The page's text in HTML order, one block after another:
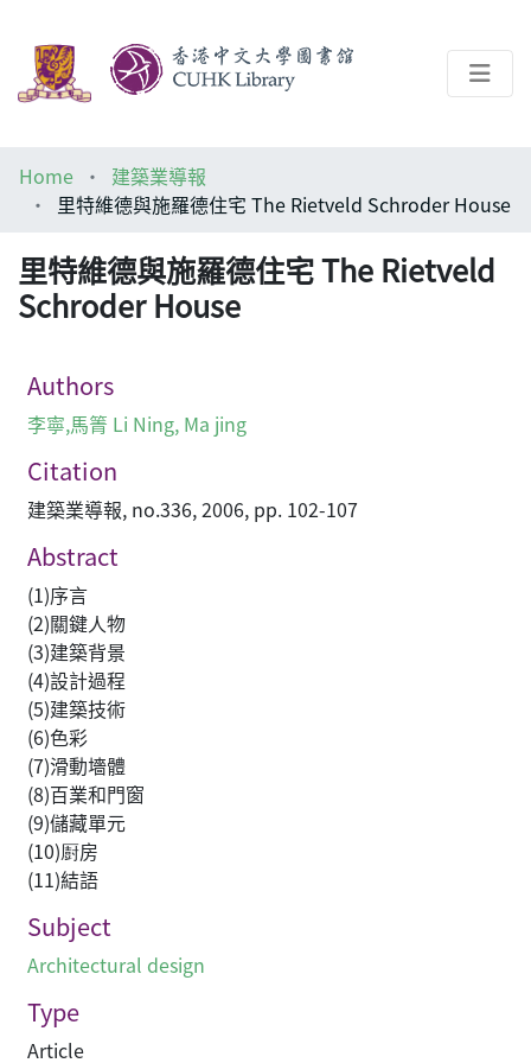
Help
Home
建築業導報
里特維德與施羅德住宅 The Rietveld Schroder House
里特維德與施羅德住宅 The Rietveld
Schroder House
Authors
李寧,馬箐 Li Ning, Ma jing
Citation
建築業導報, no.336, 2006, pp. 102-107
Abstract
(1)序言
(2)關鍵人物
(3)建築背景
(4)設計過程
(5)建築技術
(6)色彩
(7)滑動墻體
(8)百業和門窗
(9)儲藏單元
(10)㕑房
(11)結語
Subject
Architectural design
Type
Article